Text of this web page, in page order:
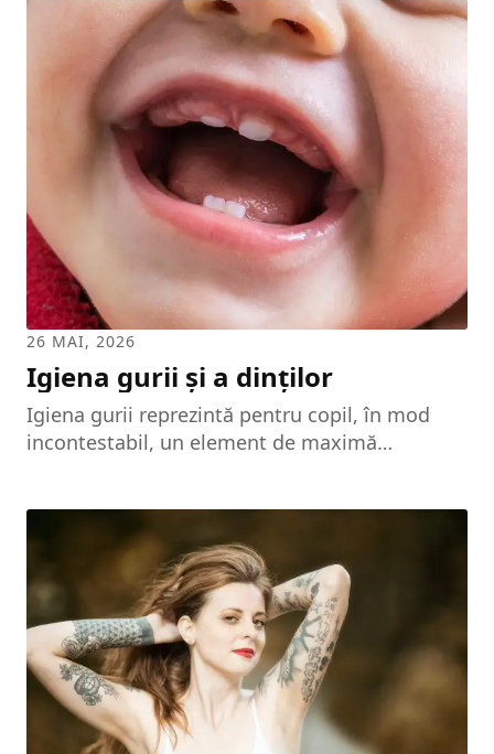
modificările aduse alimentelor datorită aromei
lor, fac ca acestea să fie acceptate mai ușor.
Condimentele excită apetitul, secreția
sucurilor digestive — salivă, suc gastric,
pancreatic și intestinal — și favorizează
fermentațiile la nivelul intestinului gros, iar
unele dintre ele au rol antiseptic.
Condimentele pot fi clasificate după influența
pe care o au asupra...
26 MAI, 2026
Igiena gurii și a dinților
Igiena gurii reprezintă pentru copil, în mod
incontestabil, un element de maximă
adeseori părinții este: la ce vârstă trebuie să
înceapă copilul să se spele pe dinți? Este total
greșită concepția unor părinți de a imprima
asemenea deprinderi copilului lor abia la
vârsta de 4-6 ani, susținând că mai devreme
copilul este prea mic pentru o asemenea
îndeletnicire. Așa cum baia...